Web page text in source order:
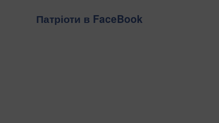
Патріоти в FaceBook